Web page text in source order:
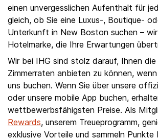
einen unvergesslichen Aufenthalt für
gleich, ob Sie eine Luxus-, Boutique-
Unterkunft in New Boston suchen –
Hotelmarke, die Ihre Erwartungen
Wir bei IHG sind stolz darauf, Ihnen
Zimmerraten anbieten zu können,
uns buchen. Wenn Sie über unsere
oder unsere mobile App buchen,
wettbewerbsfähigsten Preise. Als
Rewards, unserem Treueprogramm,
exklusive Vorteile und sammeln Punkte